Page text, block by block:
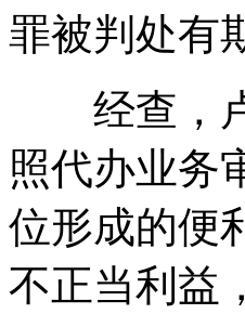
罪被判处有
经查，卢
照代办业务
位形成的便
不正当利益